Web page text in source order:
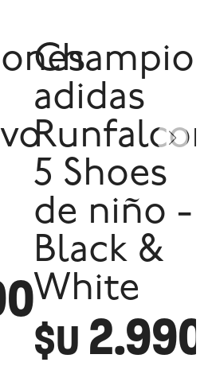
adidas
5 Shoes
de niño -
Black &
White
$U 2.990